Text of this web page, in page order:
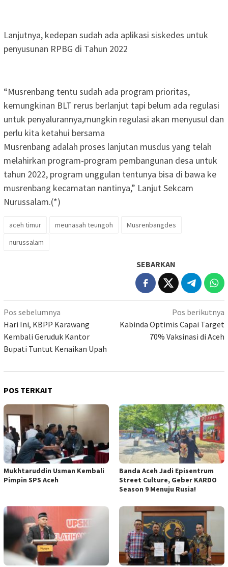
Lanjutnya, kedepan sudah ada aplikasi siskedes untuk
penyusunan RPBG di Tahun 2022
“Musrenbang tentu sudah ada program prioritas,
kemungkinan BLT rerus berlanjut tapi belum ada regulasi
untuk penyalurannya,mungkin regulasi akan menyusul dan
perlu kita ketahui bersama
Musrenbang adalah proses lanjutan musdus yang telah
melahirkan program-program pembangunan desa untuk
tahun 2022, program unggulan tentunya bisa di bawa ke
musrenbang kecamatan nantinya,” Lanjut Sekcam
Nurussalam.(*)
aceh timur meunasah teungoh
Musrenbangdes
nurussalam
SEBARKAN
Navigasi
pos
Pos sebelumnya
Hari Ini, KBPP Karawang
Kembali Geruduk Kantor
Bupati Tuntut Kenaikan Upah
Pos berikutnya
Kabinda Optimis Capai Target
70% Vaksinasi di Aceh
POS TERKAIT
Mukhtaruddin Usman Kembali
Pimpin SPS Aceh
Banda Aceh Jadi Episentrum
Street Culture, Geber KARDO
Season 9 Menuju Rusia!